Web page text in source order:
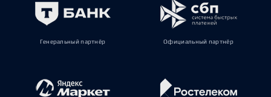
Генеральный партнёр Официальный партнёр